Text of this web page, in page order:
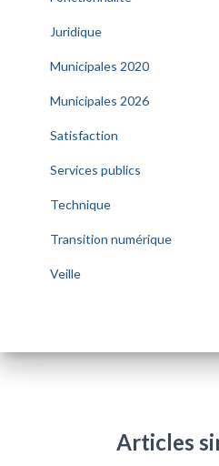
Juridique
Municipales 2020
Municipales 2026
Satisfaction
Services publics
Technique
Transition numérique
Veille
Articles